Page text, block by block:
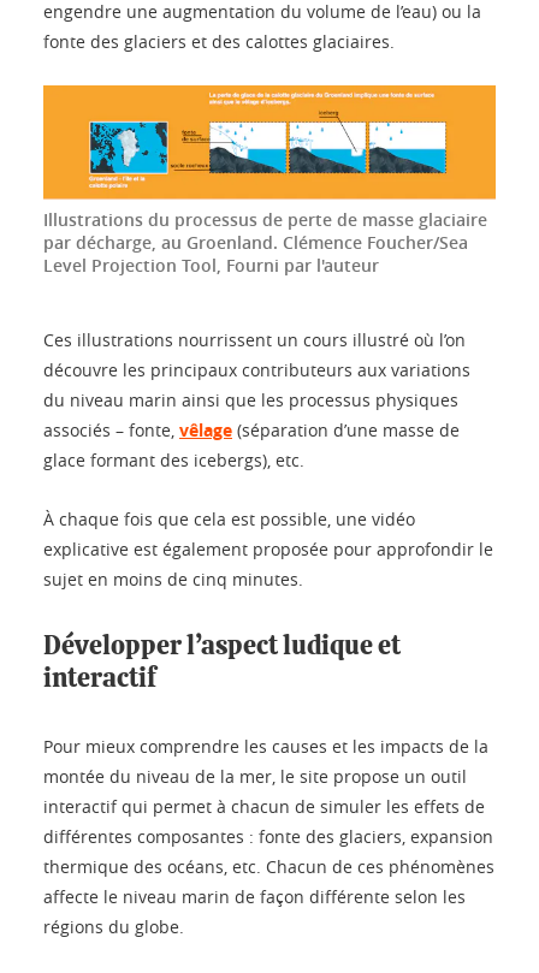
engendre une augmentation du volume de l’eau) ou la
fonte des glaciers et des calottes glaciaires.
Illustrations du processus de perte de masse glaciaire
par décharge, au Groenland. Clémence Foucher/Sea
Level Projection Tool, Fourni par l'auteur
Ces illustrations nourrissent un cours illustré où l’on
découvre les principaux contributeurs aux variations
du niveau marin ainsi que les processus physiques
associés – fonte, vêlage (séparation d’une masse de
glace formant des icebergs), etc.
À chaque fois que cela est possible, une vidéo
explicative est également proposée pour approfondir le
sujet en moins de cinq minutes.
Développer l’aspect ludique et
interactif
Pour mieux comprendre les causes et les impacts de la
montée du niveau de la mer, le site propose un outil
interactif qui permet à chacun de simuler les effets de
différentes composantes : fonte des glaciers, expansion
thermique des océans, etc. Chacun de ces phénomènes
affecte le niveau marin de façon différente selon les
régions du globe.